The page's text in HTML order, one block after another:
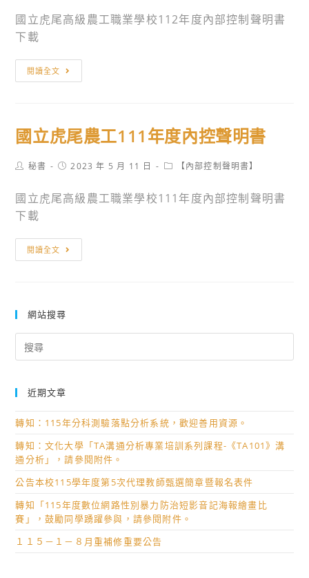
度
控
聲
國立虎尾高級農工職業學校112年度內部控制聲明書
下載
閱讀全文
立
農
112
度
控
聲
國立虎尾農工111年度內控聲明書
Post秘書
Post2023 年 5 月 11 日
Post【內部控制聲明書】
國立虎尾高級農工職業學校111年度內部控制聲明書
下載
閱讀全文
立
工
控
明
網站搜尋
for:
近期文章
轉知：115年分科測驗落點分析系統，歡迎善用資源。
轉知：文化大學「TA溝通分析專業培訓系列課程-《TA101》溝
通分析」，請參閱附件。
公告本校115學年度第5次代理教師甄選簡章暨報名表件
轉知「115年度數位網路性別暴力防治短影音記海報繪畫比
賽」，鼓勵同學踴躍參與，請參閱附件。
１１５－１－８月重補修重要公告